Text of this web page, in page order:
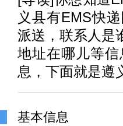
义县有EMS快递
派送，联系人是
地址在哪儿等
息，下面就是遵
基本信息